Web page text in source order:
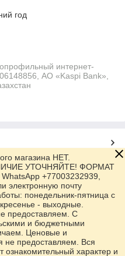
год
интернет-
АО «Kaspi Bank»,
магазина НЕТ.
УТОЧНЯЙТЕ! ФОРМАТ
+77003232939,
электронную почту
понедельник-пятница с
- выходные.
предоставляем. С
и бюджетными
Ценовые и
не предоставляем. Вся
характер и